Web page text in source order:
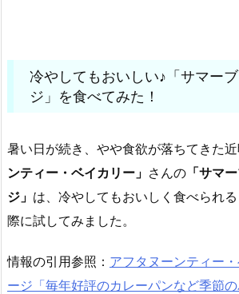
冷やしてもおいしい♪「サマー
ジ」を食べてみた！
暑い日が続き、やや食欲が落ちてきた近
ンティー・ベイカリー」 さんの 「サマ
ジ」 は、冷やしてもおいしく食べられ
際に試してみました。
情報の引用参照： アフタヌーンティー
ージ「毎年好評のカレーパンなど季節の